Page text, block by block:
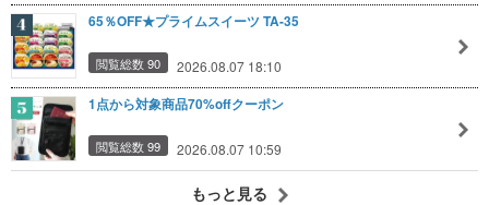
65％OFF★プライムスイーツ TA-35
閲覧総数 90 2026.08.07 18:10
1点から対象商品70%offクーポン
閲覧総数 99 2026.08.07 10:59
もっと見る